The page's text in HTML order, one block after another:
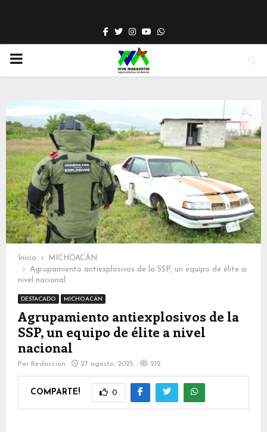
Facebook
TwitterInstagram
YoutubeWhatsapp
PRIMARY
Inicio
MICHOACÁN
Agrupamiento antiexplosivos de la SSP, un equipo de élite a
nivel nacional
DESTACADO MICHOACÁN
Agrupamiento antiexplosivos de la
SSP, un equipo de élite a nivel
nacional
Por Redacción 27 agosto, 2025 212
COMPARTE! 0